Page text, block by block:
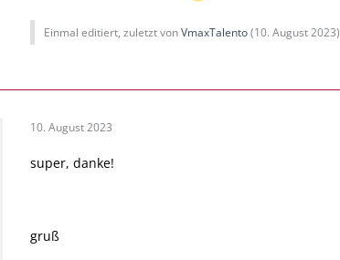
Einmal editiert, zuletzt vonVmaxTalento(10. August 2023)
10. August 2023
super, danke!
gruß